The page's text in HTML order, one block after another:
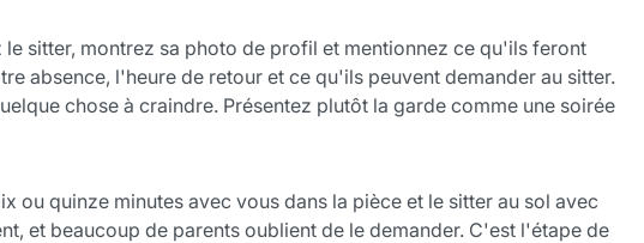
sitter, montrez sa photo de profil et mentionnez ce qu'ils feront
absence, l'heure de retour et ce qu'ils peuvent demander au sitter.
chose à craindre. Présentez plutôt la garde comme une soirée
ou quinze minutes avec vous dans la pièce et le sitter au sol avec
et beaucoup de parents oublient de le demander. C'est l'étape de